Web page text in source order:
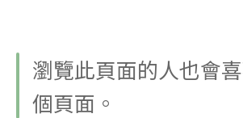
瀏覽此頁面的人也會
個頁面。